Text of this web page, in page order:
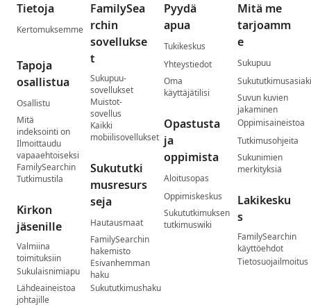
Tietoja
Kertomuksemme
Tapoja
osallistua
Osallistu
Mitä
indeksointi on
Ilmoittaudu
vapaaehtoiseksi
FamilySearchin
Tutkimustila
Kirkon
jäsenille
Valmiina
toimituksiin
Sukulaisnimiapu
Lähdeaineistoa
johtajille
FamilySea
rchin
sovellukse
t
Sukupuu-
sovellukset
Muistot-
sovellus
Kaikki
mobiilisovellukset
Sukututki
musresurs
seja
Hautausmaat
FamilySearchin
hakemisto
Esivanhemman
haku
Sukututkimushaku
Pyydä
apua
Tukikeskus
Yhteystiedot
Oma
käyttäjätilisi
Opastusta
ja
oppimista
Aloitusopas
Oppimiskeskus
Sukututkimuksen
tutkimuswiki
Mitä me
tarjoamm
e
Sukupuu
Suvun kuvien
jakaminen
Oppimisaineistoa
Tutkimusohjeita
Sukunimien
merkityksiä
Lakikesku
s
FamilySearchin
käyttöehdot
Tietosuojailmoitus